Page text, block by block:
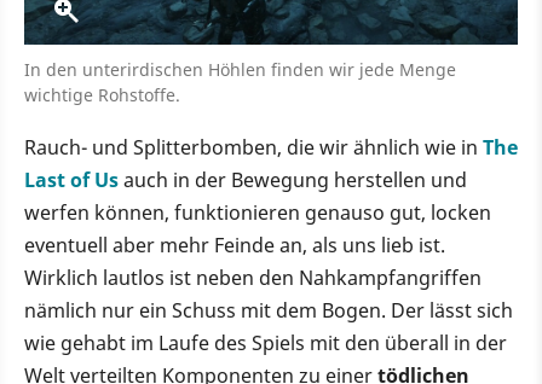
In den unterirdischen Höhlen finden wir jede Menge
wichtige Rohstoffe.
Rauch- und Splitterbomben, die wir ähnlich wie in The
Last of Usauch in der Bewegung herstellen und
werfen können, funktionieren genauso gut, locken
eventuell aber mehr Feinde an, als uns lieb ist.
Wirklich lautlos ist neben den Nahkampfangriffen
nämlich nur ein Schuss mit dem Bogen. Der lässt sich
wie gehabt im Laufe des Spiels mit den überall in der
Welt verteilten Komponenten zu einertödlichen